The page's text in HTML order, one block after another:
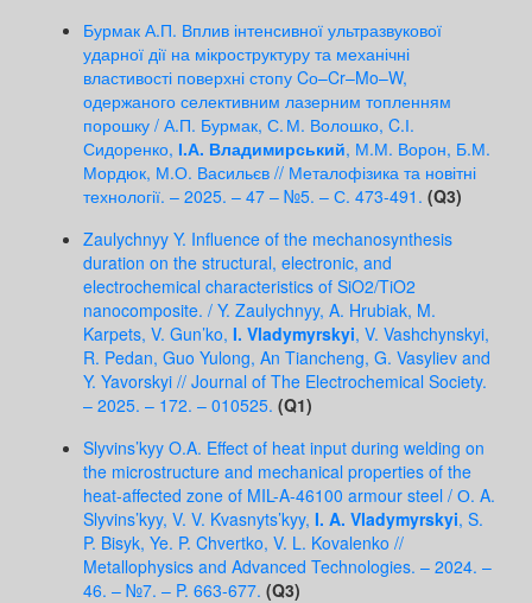
Бурмак А.П. Вплив інтенсивної ультразвукової
ударної дії на мікроструктуру та механічні
властивості поверхні стопу Cо–Cr–Mo–W,
одержаного селективним лазерним топленням
порошку / А.П. Бурмак, С. М. Волошко, C.І.
Сидоренко, І.А. Владимирський, М.М. Ворон, Б.М.
Мордюк, М.О. Васильєв // Металофізика та новітні
технології. – 2025. – 47 – №5. – С. 473-491. (Q3)
Zaulychnyy Y. Influence of the mechanosynthesis
duration on the structural, electronic, and
electrochemical characteristics of SiO2/TiO2
nanocomposite. / Y. Zaulychnyy, A. Hrubiak, M.
Karpets, V. Gun’ko, I. Vladymyrskyi, V. Vashchynskyi,
R. Pedan, Guo Yulong, An Tiancheng, G. Vasyliev and
Y. Yavorskyi // Journal of The Electrochemical Society.
– 2025. – 172. – 010525. (Q1)
Slyvins’kyy O.A. Effect of heat input during welding on
the microstructure and mechanical properties of the
heat-affected zone of MIL-A-46100 armour steel / О. A.
Slyvins’kyy, V. V. Kvasnyts’kyy, I. A. Vladymyrskyi, S.
P. Bisyk, Ye. P. Chvertko, V. L. Kovalenko //
Metallophysics and Advanced Technologies. – 2024. –
46. – №7. – P. 663-677. (Q3)